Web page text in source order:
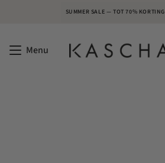
SUMMER SALE — TOT 70% KORTING
Menu